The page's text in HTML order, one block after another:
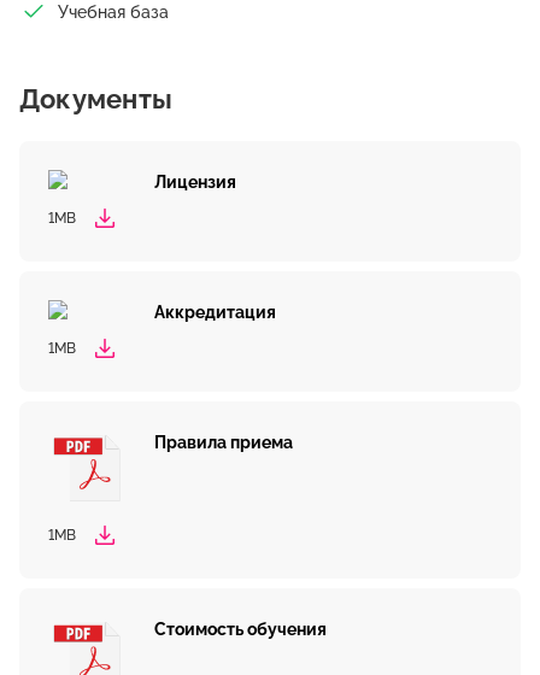
Учебная база
Документы
Лицензия
1MB
Аккредитация
1MB
Правила приема
1MB
Стоимость обучения